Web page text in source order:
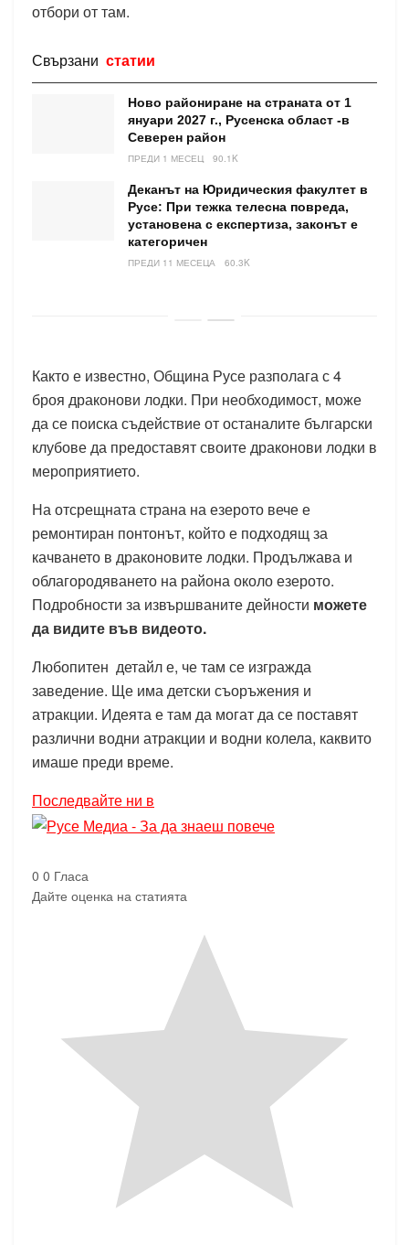
отбори от там.
Свързани статии
Ново райониране на страната от 1
януари 2027 г., Русенска област -в
Северен район
ПРЕДИ 1 МЕСЕЦ 90.1K
Деканът на Юридическия факултет в
Русе: При тежка телесна повреда,
установена с експертиза, законът е
категоричен
ПРЕДИ 11 МЕСЕЦА 60.3K
Както е известно, Община Русе разполага с 4
броя драконови лодки. При необходимост, може
да се поиска съдействие от останалите български
клубове да предоставят своите драконови лодки в
мероприятието.
На отсрещната страна на езерото вече е
ремонтиран понтонът, който е подходящ за
качването в драконовите лодки. Продължава и
облагородяването на района около езерото.
Подробности за извършваните дейности можете
да видите във видеото.
Любопитен детайл е, че там се изгражда
заведение. Ще има детски съоръжения и
атракции. Идеята е там да могат да се поставят
различни водни атракции и водни колела, каквито
имаше преди време.
Последвайте ни в
0 0 Гласа
Дайте оценка на статията